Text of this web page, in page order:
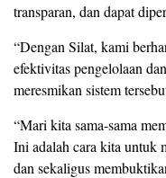
transparan, dan dapat
“Dengan Silat, kami
efektivitas pengelolaan
meresmikan sistem
“Mari kita sama-sama
Ini adalah cara kita untuk
dan sekaligus